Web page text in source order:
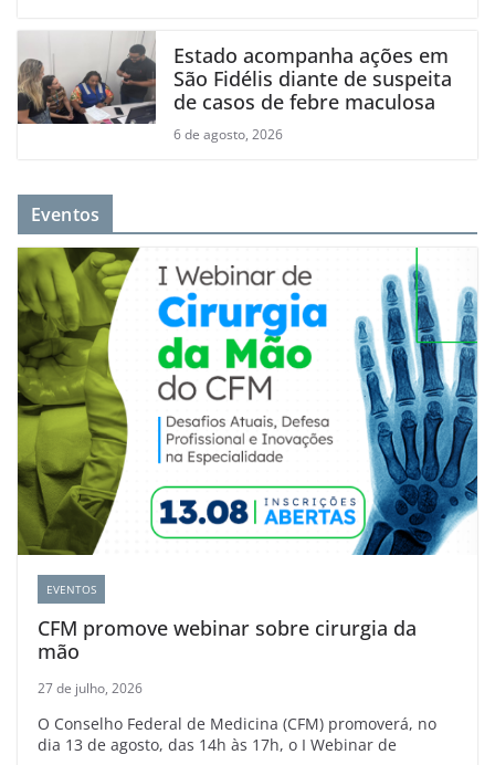
Estado acompanha ações em
São Fidélis diante de suspeita
de casos de febre maculosa
6 de agosto, 2026
Eventos
EVENTOS
CFM promove webinar sobre cirurgia da
mão
27 de julho, 2026
O Conselho Federal de Medicina (CFM) promoverá, no
dia 13 de agosto, das 14h às 17h, o I Webinar de